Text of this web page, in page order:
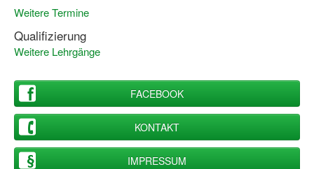
Reha-Sportangebote in NRW suchen
Sportjugend
Vorstand Sportjugend
Vereinsentwicklung – Zeig dein Profil
Ferienfreizeiten
Weitere Termine
Qualifizierung
Weitere Lehrgänge
FACEBOOK
KONTAKT
IMPRESSUM